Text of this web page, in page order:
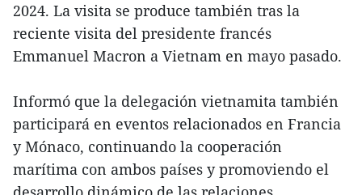
2024. La visita se produce también tras la
reciente visita del presidente francés
Emmanuel Macron a Vietnam en mayo pasado.
Informó que la delegación vietnamita también
participará en eventos relacionados en Francia
y Mónaco, continuando la cooperación
marítima con ambos países y promoviendo el